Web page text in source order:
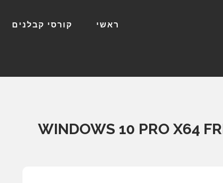
ראשי קורסי קבלנים
WINDOWS 10 PRO X64